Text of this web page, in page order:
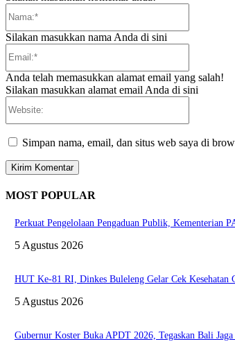
Silakan masukkan nama Anda di sini
Anda telah memasukkan alamat email yang salah!
Silakan masukkan alamat email Anda di sini
Simpan nama, email, dan situs web saya di
MOST POPULAR
Perkuat Pengelolaan Pengaduan Publik, Kementerian
5 Agustus 2026
HUT Ke-81 RI, Dinkes Buleleng Gelar Cek Kesehatan
5 Agustus 2026
Gubernur Koster Buka APDT 2026, Tegaskan Bali